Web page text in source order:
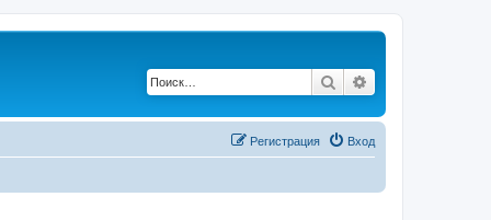
Поиск
Вход
Регистрация